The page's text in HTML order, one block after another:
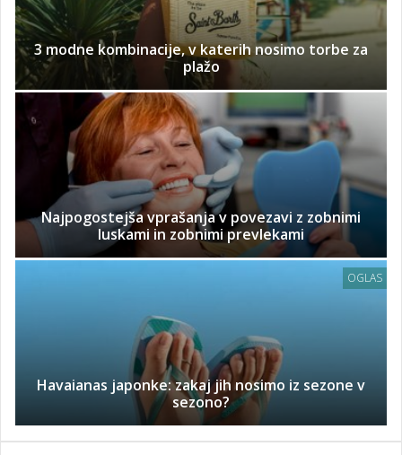
3 modne kombinacije, v katerih nosimo torbe za
plažo
Najpogostejša vprašanja v povezavi z zobnimi
luskami in zobnimi prevlekami
OGLAS
Havaianas japonke: zakaj jih nosimo iz sezone v
sezono?